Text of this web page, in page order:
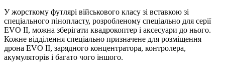
У жорсткому футлярі військового класу зі вставкою зі
спеціального пінопласту, розробленому спеціально для серії
EVO II, можна зберігати квадрокоптер і аксесуари до нього.
Кожне відділення спеціально призначене для розміщення
дрона EVO II, зарядного концентратора, контролера,
акумуляторів і багато чого іншого.